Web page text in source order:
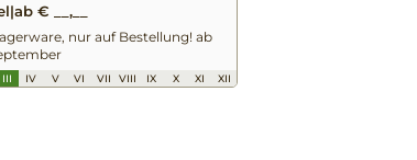
|ab € __,__
nur auf Bestellung! ab
III IV V VI VII VIII IX X XI XII